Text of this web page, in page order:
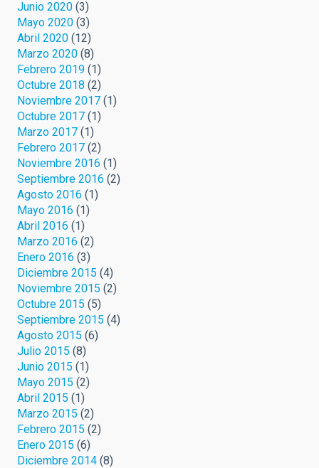
Junio 2020 (3)
Mayo 2020 (3)
Abril 2020 (12)
Marzo 2020 (8)
Febrero 2019 (1)
Octubre 2018 (2)
Noviembre 2017 (1)
Octubre 2017 (1)
Marzo 2017 (1)
Febrero 2017 (2)
Noviembre 2016 (1)
Septiembre 2016 (2)
Agosto 2016 (1)
Mayo 2016 (1)
Abril 2016 (1)
Marzo 2016 (2)
Enero 2016 (3)
Diciembre 2015 (4)
Noviembre 2015 (2)
Octubre 2015 (5)
Septiembre 2015 (4)
Agosto 2015 (6)
Julio 2015 (8)
Junio 2015 (1)
Mayo 2015 (2)
Abril 2015 (1)
Marzo 2015 (2)
Febrero 2015 (2)
Enero 2015 (6)
Diciembre 2014 (8)